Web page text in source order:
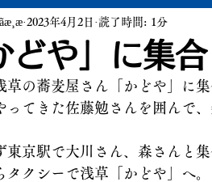
たどるアジア・太平洋戦争
いる本 記事掲載・広告 病
どや」に集合
2023年4月2日 読了時間: 1分
草の蕎麦屋さん「かどや」に集
ってきた佐藤勉さんを囲んで
東京駅で大川さん、森さんと
タクシーで浅草「かどや」へ。